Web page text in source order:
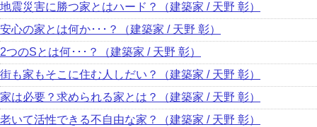
地震災害に勝つ家とはハード？（建築家 / 天野 彰）
安心の家とは何か･･･？（建築家 / 天野 彰）
2つのSとは何･･･？（建築家 / 天野 彰）
街も家もそこに住む人しだい？（建築家 / 天野 彰）
家は必要？求められる家とは？（建築家 / 天野 彰）
老いて活性できる不自由な家？（建築家 / 天野 彰）